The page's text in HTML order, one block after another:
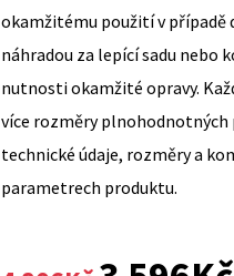
okamžitému použití v případě
náhradou za lepící sadu nebo
nutnosti okamžité opravy.
více rozměry plnohodnotných
technické údaje, rozměry a
parametrech produktu.
Original